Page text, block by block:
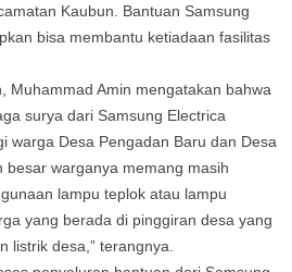
Kaubun. Bantuan Samsung
bisa membantu ketiadaan fasilitas
Muhammad Amin mengatakan bahwa
surya dari Samsung Electrica
warga Desa Pengadan Baru dan Desa
besar warganya memang masih
lampu teplok atau lampu
yang berada di pinggiran desa yang
listrik desa,” terangnya.